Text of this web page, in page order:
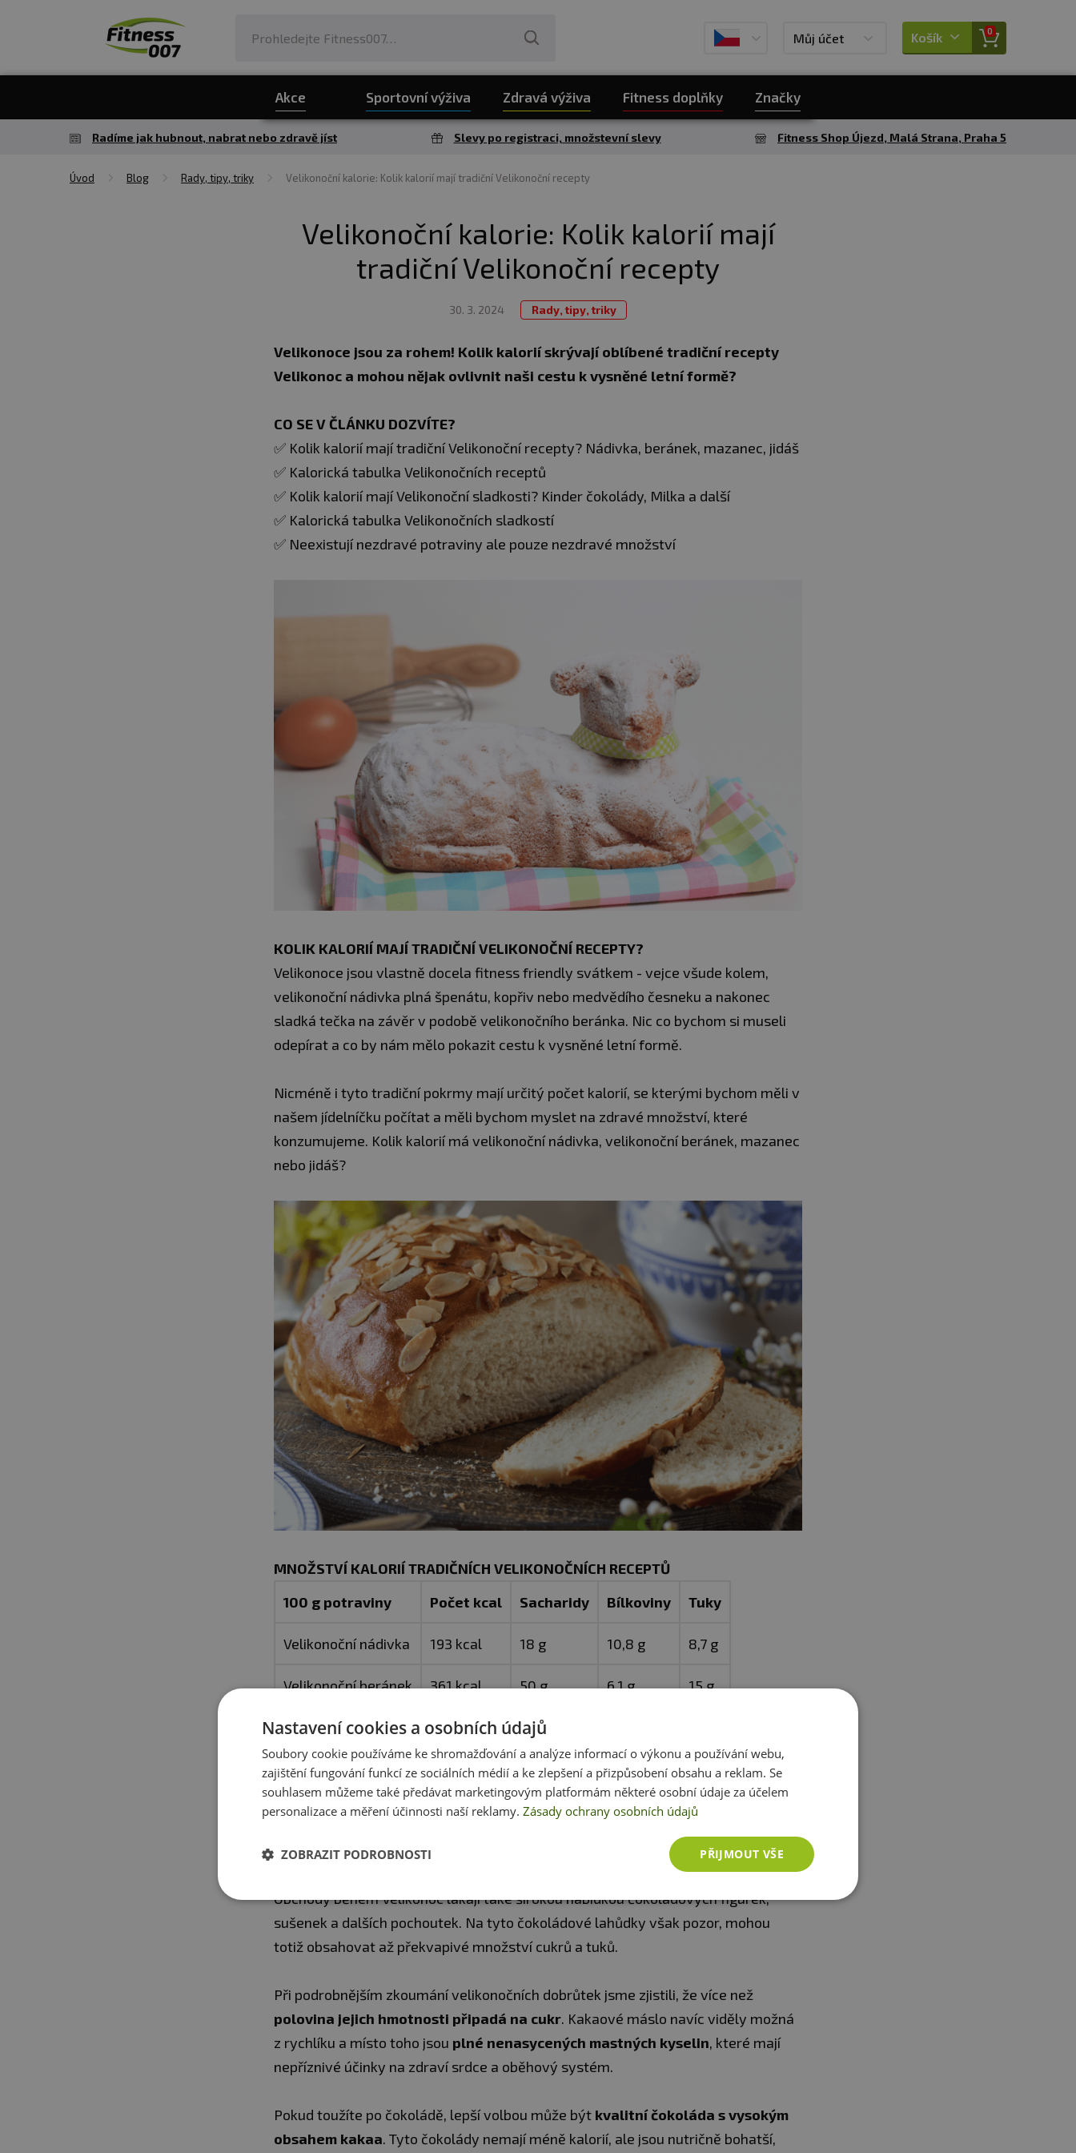
Můj účet Košík 0
Akce Sportovní výživa Zdravá výživa Fitness doplňky Značky
Radíme jak hubnout, nabrat nebo zdravě jíst Slevy po registraci, množstevní slevy Fitness Shop Újezd, Malá Strana, Praha 5
Úvod Blog Rady, tipy, triky Velikonoční kalorie: Kolik kalorií mají tradiční Velikonoční recepty
Velikonoční kalorie: Kolik kalorií mají
tradiční Velikonoční recepty
30. 3. 2024 Rady, tipy, triky
Velikonoce jsou za rohem! Kolik kalorií skrývají oblíbené tradiční recepty
Velikonoc a mohou nějak ovlivnit naši cestu k vysněné letní formě?
CO SE V ČLÁNKU DOZVÍTE?
✅ Kolik kalorií mají tradiční Velikonoční recepty? Nádivka, beránek, mazanec, jidáš
✅ Kalorická tabulka Velikonočních receptů
✅ Kolik kalorií mají Velikonoční sladkosti? Kinder čokolády, Milka a další
✅ Kalorická tabulka Velikonočních sladkostí
✅ Neexistují nezdravé potraviny ale pouze nezdravé množství
KOLIK KALORIÍ MAJÍ TRADIČNÍ VELIKONOČNÍ RECEPTY?
Velikonoce jsou vlastně docela fitness friendly svátkem - vejce všude kolem,
velikonoční nádivka plná špenátu, kopřiv nebo medvědího česneku a nakonec
sladká tečka na závěr v podobě velikonočního beránka. Nic co bychom si museli
odepírat a co by nám mělo pokazit cestu k vysněné letní formě.
Nicméně i tyto tradiční pokrmy mají určitý počet kalorií, se kterými bychom měli v
našem jídelníčku počítat a měli bychom myslet na zdravé množství, které
konzumujeme. Kolik kalorií má velikonoční nádivka, velikonoční beránek, mazanec
nebo jidáš?
MNOŽSTVÍ KALORIÍ TRADIČNÍCH VELIKONOČNÍCH RECEPTŮ
100 g potraviny
Počet kcal Sacharidy Bílkoviny Tuky
Velikonoční nádivka 193 kcal 18 g 10,8 g 8,7 g
Velikonoční beránek 361 kcal 50 g 6,1 g 15 g
Mazanec 335 kcal 48 g
Jidáš 338 kcal 56,2 g 7,7 g 8,8 g
Obchody během Velikonoc lákají také širokou nabídkou čokoládových figurek,
sušenek a dalších pochoutek. Na tyto čokoládové lahůdky však pozor, mohou
totiž obsahovat až překvapivé množství cukrů a tuků.
Při podrobnějším zkoumání velikonočních dobrůtek jsme zjistili, že více než
polovina jejich hmotnosti připadá na cukr. Kakaové máslo navíc viděly možná
z rychlíku a místo toho jsou plné nenasycených mastných kyselin, které mají
nepříznivé účinky na zdraví srdce a oběhový systém.
Pokud toužíte po čokoládě, lepší volbou může být kvalitní čokoláda s vysokým
obsahem kakaa. Tyto čokolády nemají méně kalorií, ale jsou nutričně bohatší,
Nastavení cookies a osobních údajů
Soubory cookie používáme ke shromažďování a analýze informací o výkonu a používání webu,
zajištění fungování funkcí ze sociálních médií a ke zlepšení a přizpůsobení obsahu a reklam. Se
souhlasem můžeme také předávat marketingovým platformám některé osobní údaje za účelem
personalizace a měření účinnosti naší reklamy. Zásady ochrany osobních údajů
PŘIJMOUT VŠE
ZOBRAZIT PODROBNOSTI